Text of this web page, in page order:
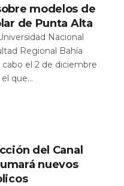
modelos de
de Punta Alta
Nacional
Regional Bahía
cabo el 2 de diciembre
que...
del Canal
nuevos